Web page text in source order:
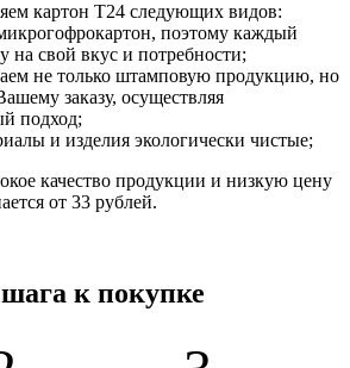
картон Т24 следующих видов:
поэтому каждый
на свой вкус и потребности;
не только штамповую продукцию, но
заказу, осуществляя
подход;
и изделия экологически чистые;
качество продукции и низкую цену
от 33 рублей.
к покупке